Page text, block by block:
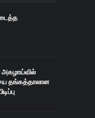
அகழாய்வில்
தங்கத்தாலான